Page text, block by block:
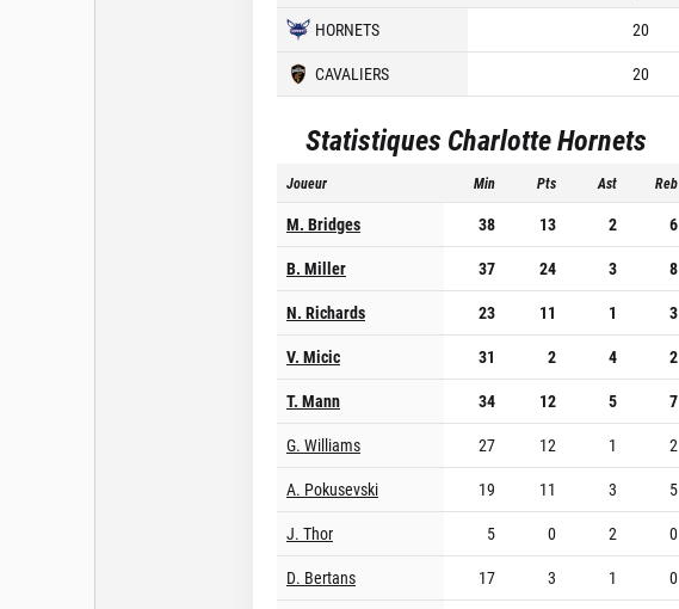
HORNETS 20
CAVALIERS
20
Statistiques Charlotte Hornets
Joueur Min Pts Ast Reb
M. Bridges 38 13 2 6
B. Miller
37 24 3 8
N. Richards
23 11 1 3
V. Micic
31 2 4 2
T. Mann
34 12 5 7
G. Williams
27 12 1 2
A. Pokusevski
19 11 3 5
J. Thor
5 0 2 0
D. Bertans
17 3 1 0